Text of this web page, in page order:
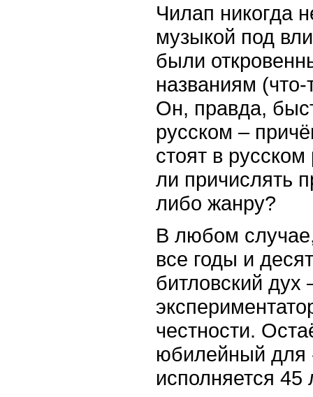
Чилап никогда
музыкой под
были
названиям
Он, правда,
русском –
стоят в
ли причислять
либо жанру?
В любом
все годы и
битловский дух
честности.
юбилейный для
исполняется 45